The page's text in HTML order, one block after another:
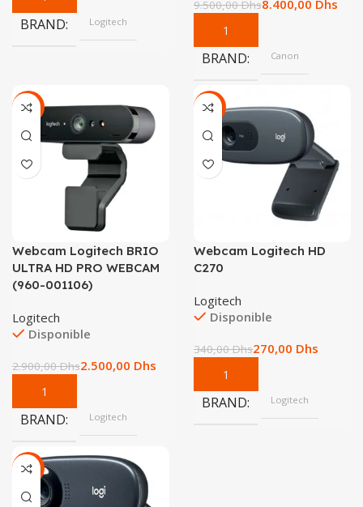
BRAND Logitech
9.500,00Dhs8.400,00 Dhs
BRAND Canon
-14%
Webcam Logitech BRIO
ULTRA HD PRO WEBCAM
(960-001106)
Logitech
Disponible
2.900,00Dhs2.500,00 Dhs
BRAND Logitech
-21%
Webcam Logitech HD
C270
Logitech
Disponible
340,00Dhs270,00 Dhs
BRAND Logitech
-24%